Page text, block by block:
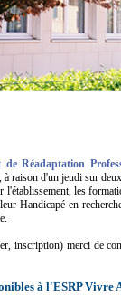
de Réadaptation
raison d'un jeudi sur
l'établissement, les
Handicapé en
inscription) merci de
à l'ESRP Vivre